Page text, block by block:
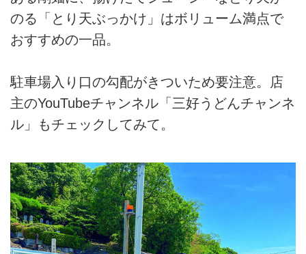
のる「とり天ぶっかけ」はボリューム満点で
おすすめの一品。
駐車場入り口の勾配がきついため要注意。店
主のYouTubeチャンネル「三好うどんチャンネ
ル」もチェックしてみて。